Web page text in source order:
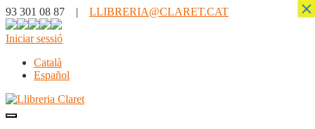
93 301 08 87 | LLIBRERIA@CLARET.CAT
Iniciar sessió
Català
Español
×